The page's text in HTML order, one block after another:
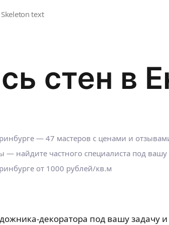
стен в
— 47 мастеров с ценами и
— найдите частного специалиста под
от 1000 рублей/кв.м
декоратора под вашу задачу